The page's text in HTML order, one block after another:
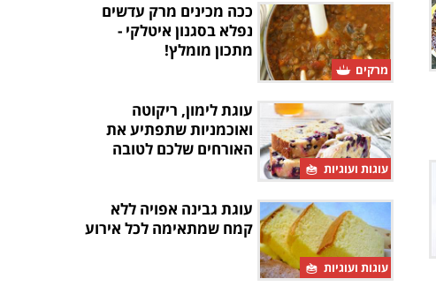
מרקים
ככה מכינים מרק עדשים
נפלא בסגנון איטלקי -
מתכון מומלץ!
עוגות ועוגיות
עוגת לימון, ריקוטה
ואוכמניות שתפתיע את
האורחים שלכם לטובה
עוגות ועוגיות
עוגת גבינה אפויה ללא
קמח שמתאימה לכל אירוע